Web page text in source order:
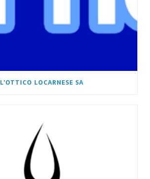
L’OTTICO LOCARNESE SA